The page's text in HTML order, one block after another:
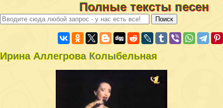
Полные тексты песен
Ирина Аллегрова Колыбельная